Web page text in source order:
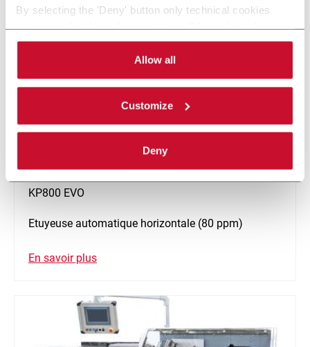
By selecting the 'Deny' button only technical cookies
By selecting the 'Customize' button you can choose the
single categories of cookies to be activated. Read the
completecookie policy.
Allow all
Customize
Deny
KP800 EVO
Etuyeuse automatique horizontale (80 ppm)
En savoir plus